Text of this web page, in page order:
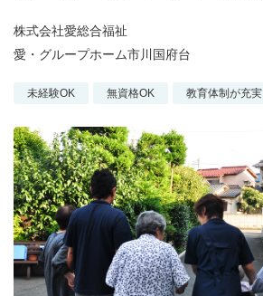
株式会社愛総合福祉
愛・グループホーム市川国府台
未経験OK 無資格OK 教育体制が充実